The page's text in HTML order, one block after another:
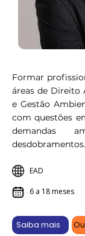
Formar
áreas de Direito
e Gestão
com questões
demandas
desdobramentos.
EAD
6 a 18 meses
Saiba mais